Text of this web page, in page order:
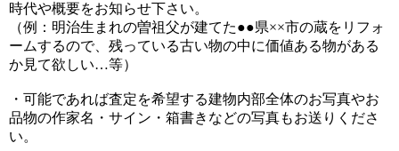
時代や概要をお知らせ下さい。
（例：明治生まれの曽祖父が建てた●●県××市の蔵をリフォ
ームするので、残っている古い物の中に価値ある物がある
か見て欲しい…等）
・ 可能であれば査定を希望する建物内部全体のお写真やお
品物の作家名・サイン・箱書き などの写真もお送りくださ
い。